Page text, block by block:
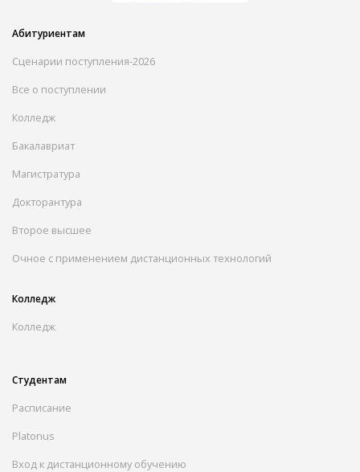
Абитуриентам
Сценарии поступления-2026
Все о поступлении
Колледж
Бакалавриат
Магистратура
Докторантура
Второе высшее
Очное с применением дистанционных технологий
Колледж
Колледж
Студентам
Расписание
Platonus
Вход к дистанционному обучению